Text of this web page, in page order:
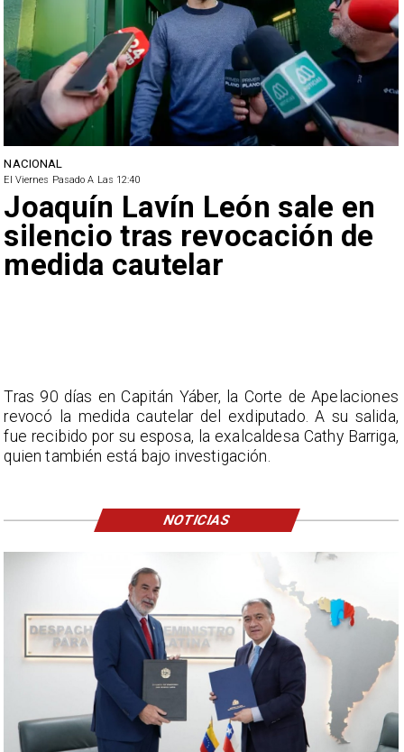
NACIONAL
El Viernes Pasado A Las 12:40
Joaquín Lavín León sale en
silencio tras revocación de
medida cautelar
Tras 90 días en Capitán Yáber, la Corte de Apelaciones
revocó la medida cautelar del exdiputado. A su salida,
fue recibido por su esposa, la exalcaldesa Cathy Barriga,
quien también está bajo investigación.
NOTICIAS